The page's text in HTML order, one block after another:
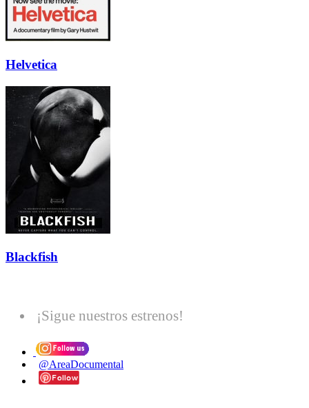
Helvetica
Blackfish
¡Sigue nuestros estrenos!
@AreaDocumental